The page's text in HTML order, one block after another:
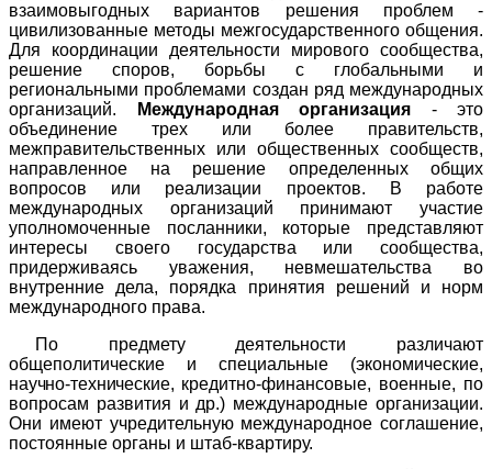
взаимовыгодных вариантов решения проблем -
цивилизованные методы межгосударственного общения.
Для координации деятельности мирового сообщества,
решение споров, борьбы с глобальными и
региональными проблемами создан ряд международных
организаций.
Международная организация - это
объединение трех или более правительств,
межправительственных или общественных сообществ,
направленное на решение определенных общих
вопросов или реализации проектов. В работе
международных организаций принимают участие
уполномоченные посланники, которые представляют
интересы своего государства или сообщества,
придерживаясь уважения, невмешательства во
внутренние дела, порядка принятия решений и норм
международного права.
По предмету деятельности различают
общеполитические и специальные (экономические,
научно-технические, кредитно-финансовые, военные, по
вопросам развития и др.) международные организации.
Они имеют учредительную международное соглашение,
постоянные органы и штаб-квартиру.